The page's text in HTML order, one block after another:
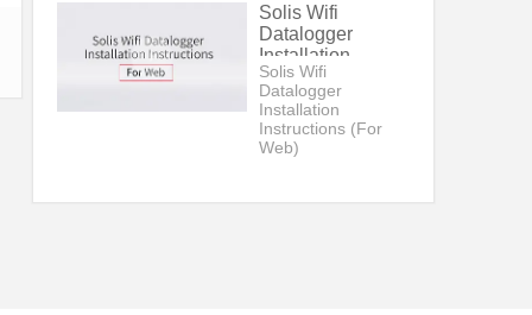
Solis Wifi
Datalogger
Installation
Instructions (For
Web)
Solis Wifi
Datalogger
Installation
Instructions (For
Web)